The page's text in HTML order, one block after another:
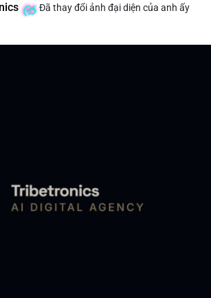
Đã thay đổi ảnh đại diện của anh ấy